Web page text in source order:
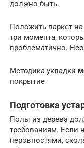
должно быть.
Положить паркет
три момента,
проблематично.
Методика укладки
покрытие
Подготовка
Полы из дерева
требованиям. Если
неровностями,